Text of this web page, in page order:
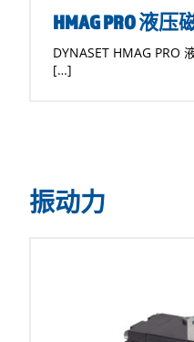
HMAG PRO 液
DYNASET HMAG PRO
[…]
振动力